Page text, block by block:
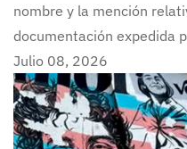
nombre y la mención
documentación expedida
Julio 08, 2026